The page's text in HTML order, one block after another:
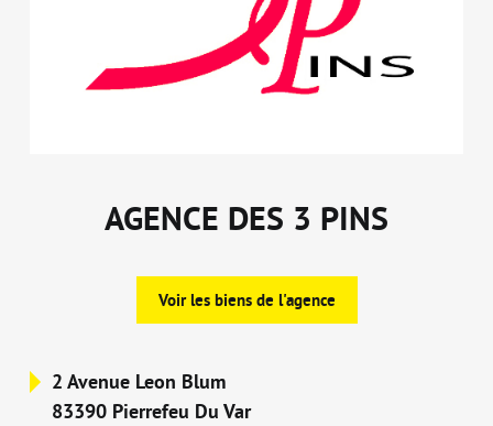
AGENCE DES 3 PINS
Voir les biens de l'agence
2 Avenue Leon Blum
83390 Pierrefeu Du Var